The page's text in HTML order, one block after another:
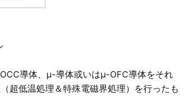
導体、μ-導体或いはμ-OFC導体をそれ
超低温処理＆特殊電磁界処理）を行ったも